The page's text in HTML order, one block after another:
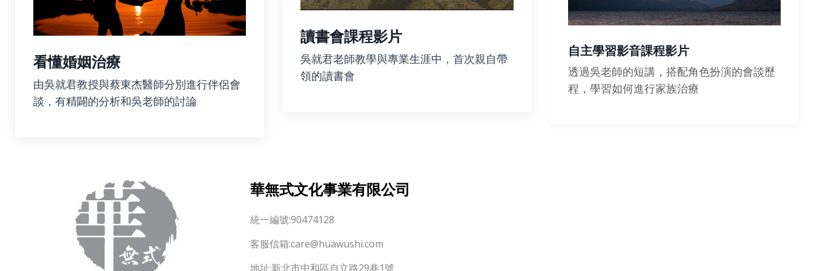
看懂婚姻治療
由吳就君教授與蔡東杰醫師分別進行伴侶會
談，有精闢的分析和吳老師的討論
讀書會課程影片
吳就君老師教學與專業生涯中，首次親自帶
領的讀書會
自主學習影音課程影片
透過吳老師的短講，搭配角色扮演的會談歷
程，學習如何進行家族治療
華無式文化事業有限公司
統一編號:90474128
客服信箱:care@huawushi.com
地址:新北市中和區自立路29巷1號